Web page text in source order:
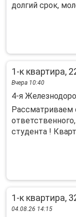
дoлгий cрок,
1-к квартира,
Вчера 10:40
4-я
Рассматриваем
студента !
1-к квартира,
04.08.26 14:15